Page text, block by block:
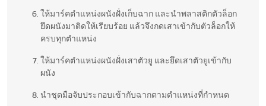
ให้มาร์คตำแหน่งผนังฝั่งเก็บฉาก และนำพลาสติกตัวล็อก
ยึดผนังมาติดให้เรียบร้อย แล้วจึงกดเสาเข้ากับตัวล็อกให้
ครบทุกตำแหน่ง
ให้มาร์คตำแหน่งผนังฝั่งเสาตัวยู และยึดเสาตัวยูเข้ากับ
ผนัง
นำชุดมือจับประกอบเข้ากับฉากตามตำแหน่งที่กำหนด